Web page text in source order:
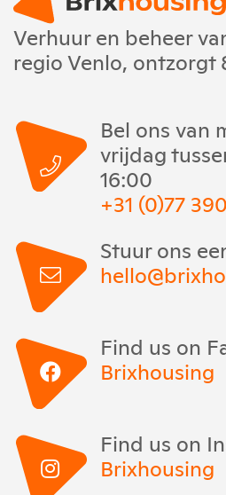
Verhuur en beheer
regio Venlo,
Bel ons van
vrijdag
16:00
+31 (0)77
Stuur ons
Find us on
Brixhousing
Find us on
Brixhousing